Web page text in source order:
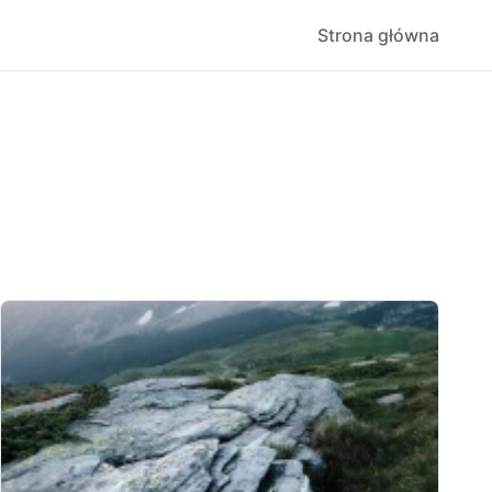
Strona główna